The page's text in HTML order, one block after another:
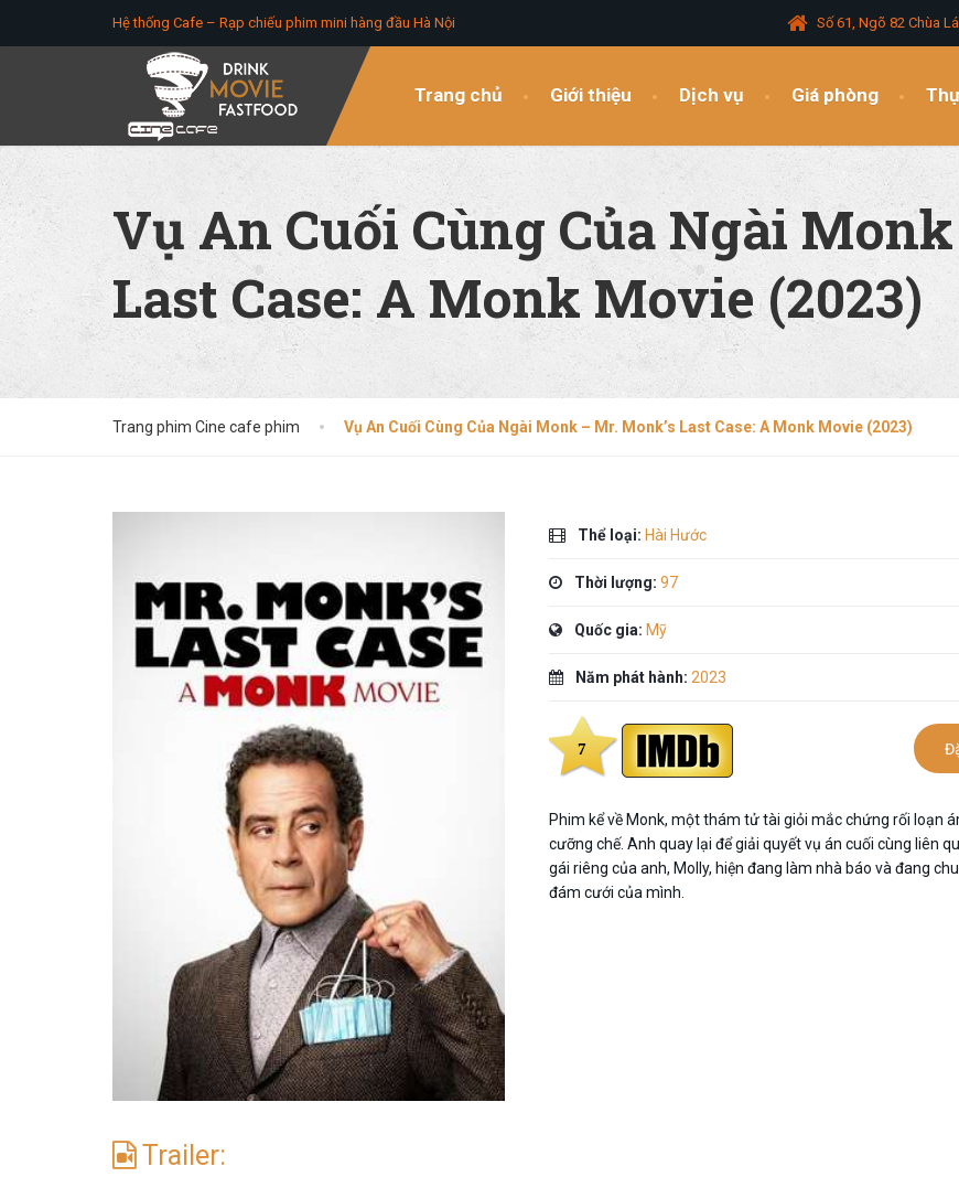
Hệ thống Cafe – Rạp chiếu phim mini hàng đầu Hà Nội Số 61, Ngõ 82 Chùa
Trang chủ Giới thiệu Dịch vụ Giá phòng
Vụ An Cuối Cùng Của Ngài
Last Case: A Monk Movie (2023)
Trang phim Cine cafe phim Vụ An Cuối Cùng Của Ngài Monk – Mr. Monk’s Last Case: A Monk Movie (2023)
Thể loại: Hài Hước
Thời lượng: 97
Quốc gia: Mỹ
Năm phát hành: 2023
7
Phim kể về Monk, một thám tử tài giỏi mắc chứng rối loạn
cưỡng chế. Anh quay lại để giải quyết vụ án cuối cùng liên
gái riêng của anh, Molly, hiện đang làm nhà báo và đang
đám cưới của mình.
Trailer: